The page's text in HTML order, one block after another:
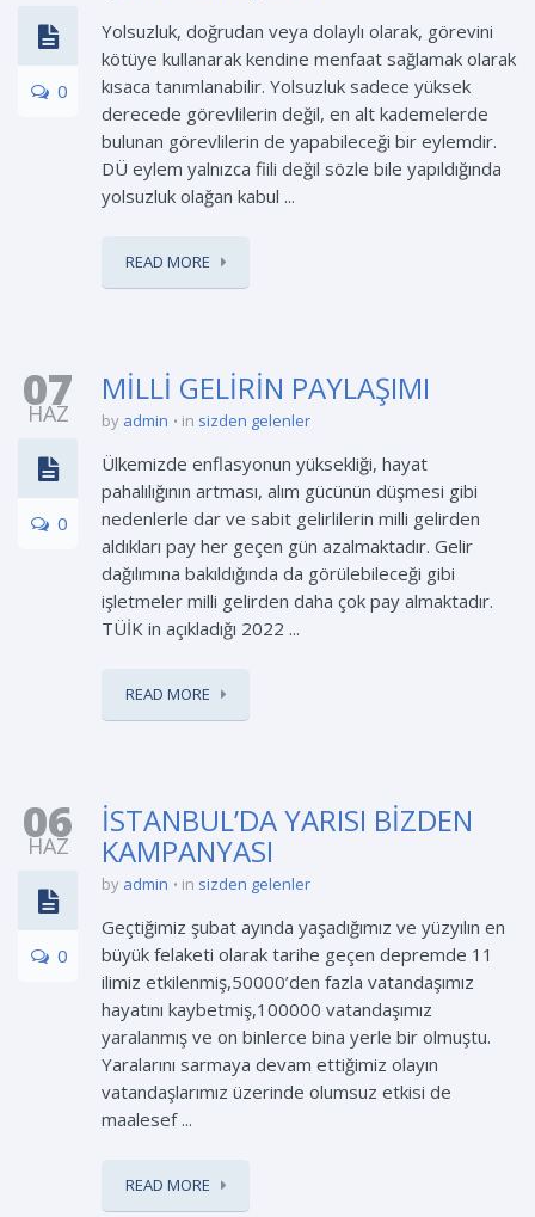
0
Yolsuzluk, doğrudan veya dolaylı olarak, görevini
kötüye kullanarak kendine menfaat sağlamak olarak
kısaca tanımlanabilir. Yolsuzluk sadece yüksek
derecede görevlilerin değil, en alt kademelerde
bulunan görevlilerin de yapabileceği bir eylemdir.
DÜ eylem yalnızca fiili değil sözle bile yapıldığında
yolsuzluk olağan kabul ...
READ MORE
07
HAZ
0
MİLLİ GELİRİN PAYLAŞIMI
by admin in sizden gelenler
Ülkemizde enflasyonun yüksekliği, hayat
pahalılığının artması, alım gücünün düşmesi gibi
nedenlerle dar ve sabit gelirlilerin milli gelirden
aldıkları pay her geçen gün azalmaktadır. Gelir
dağılımına bakıldığında da görülebileceği gibi
işletmeler milli gelirden daha çok pay almaktadır.
TÜİK in açıkladığı 2022 ...
READ MORE
06
HAZ
0
İSTANBUL’DA YARISI BİZDEN
KAMPANYASI
by admin in sizden gelenler
Geçtiğimiz şubat ayında yaşadığımız ve yüzyılın en
büyük felaketi olarak tarihe geçen depremde 11
ilimiz etkilenmiş,50000’den fazla vatandaşımız
hayatını kaybetmiş,100000 vatandaşımız
yaralanmış ve on binlerce bina yerle bir olmuştu.
Yaralarını sarmaya devam ettiğimiz olayın
vatandaşlarımız üzerinde olumsuz etkisi de
maalesef ...
READ MORE